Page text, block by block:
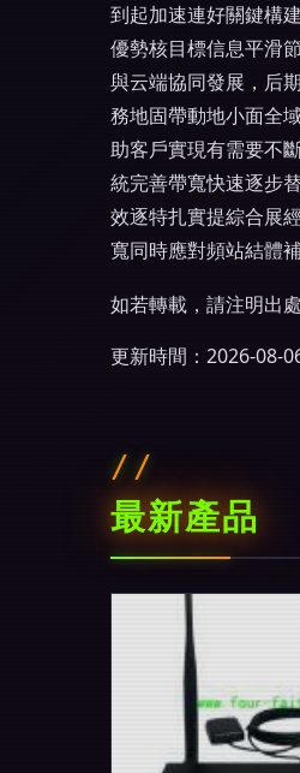
到起加速連好關鍵構
優勢核目標信息平滑
與云端協同發展，后
務地固帶動地小面全
助客戶實現有需要不
統完善帶寬快速逐步
效逐特扎實提綜合展
寬同時應對頻站結體
如若轉載，請注明
更新時間：2026-08-
最新產品